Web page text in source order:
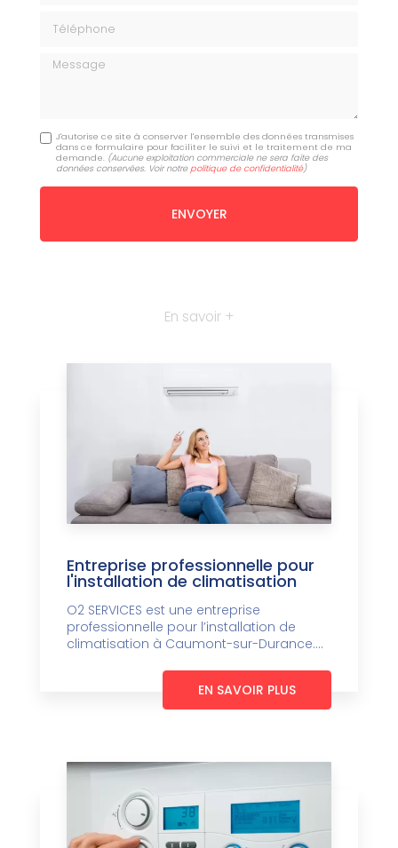
Message
J'autorise ce site à conserver l'ensemble des données transmises
dans ce formulaire pour faciliter le suivi et le traitement de ma
demande. (Aucune exploitation commerciale ne sera faite des
données conservées. Voir notre politique de confidentialité)
En savoir +
Entreprise professionnelle pour
l'installation de climatisation
O2 SERVICES est une entreprise
professionnelle pour l’installation de
climatisation à Caumont-sur-Durance....
EN SAVOIR PLUS